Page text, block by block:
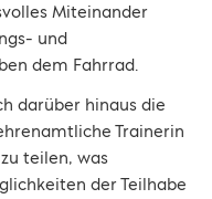
Miteinander
und
dem Fahrrad.
darüber hinaus die
Trainerin
teilen, was
der Teilhabe